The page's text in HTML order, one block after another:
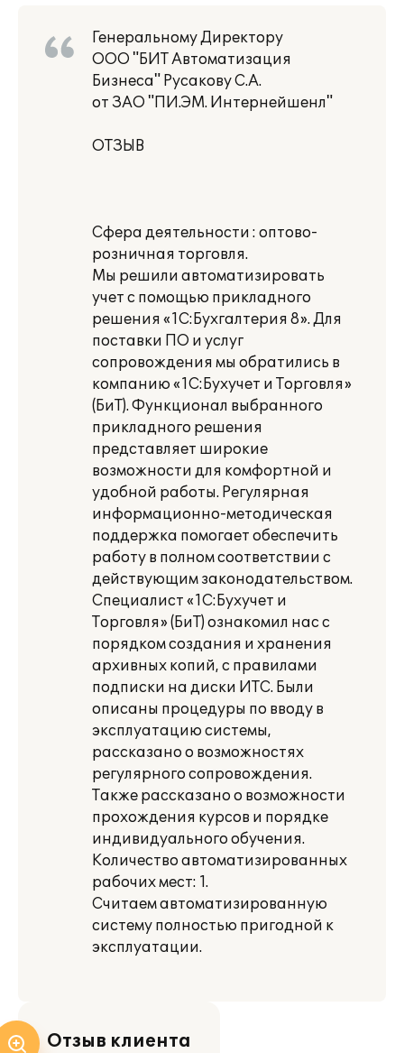
Генеральному Директору
ООО "БИТ Автоматизация
Бизнеса" Русакову С.А.
от ЗАО "ПИ.ЭМ. Интернейшенл"
ОТЗЫВ
Сфера деятельности : оптово-
розничная торговля.
Мы решили автоматизировать
учет с помощью прикладного
решения «1С:Бухгалтерия 8». Для
поставки ПО и услуг
сопровождения мы обратились в
компанию «1С:Бухучет и Торговля»
(БиТ). Функционал выбранного
прикладного решения
представляет широкие
возможности для комфортной и
удобной работы. Регулярная
информационно-методическая
поддержка помогает обеспечить
работу в полном соответствии с
действующим законодательством.
Специалист «1С:Бухучет и
Торговля» (БиТ) ознакомил нас с
порядком создания и хранения
архивных копий, с правилами
подписки на диски ИТС. Были
описаны процедуры по вводу в
эксплуатацию системы,
рассказано о возможностях
регулярного сопровождения.
Также рассказано о возможности
прохождения курсов и порядке
индивидуального обучения.
Количество автоматизированных
рабочих мест: 1.
Считаем автоматизированную
систему полностью пригодной к
эксплуатации.
Отзыв клиента